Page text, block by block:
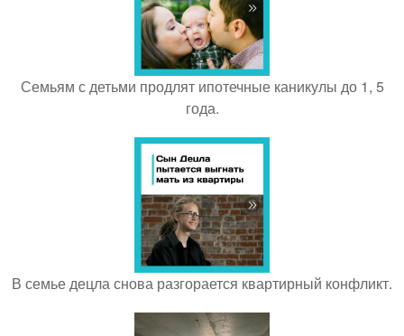
Семьям с детьми продлят ипотечные каникулы до 1, 5
года.
В семье децла снова разгорается квартирный конфликт.